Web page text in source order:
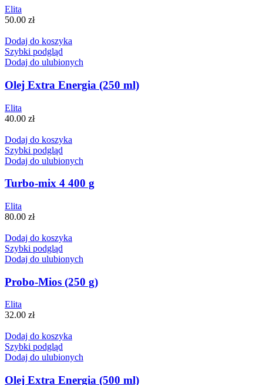
Elita
50.00 zł
Dodaj do koszyka
Szybki podgląd
Dodaj do ulubionych
Olej Extra Energia (250 ml)
Elita
40.00 zł
Dodaj do koszyka
Szybki podgląd
Dodaj do ulubionych
Turbo-mix 4 400 g
Elita
80.00 zł
Dodaj do koszyka
Szybki podgląd
Dodaj do ulubionych
Probo-Mios (250 g)
Elita
32.00 zł
Dodaj do koszyka
Szybki podgląd
Dodaj do ulubionych
Olej Extra Energia (500 ml)